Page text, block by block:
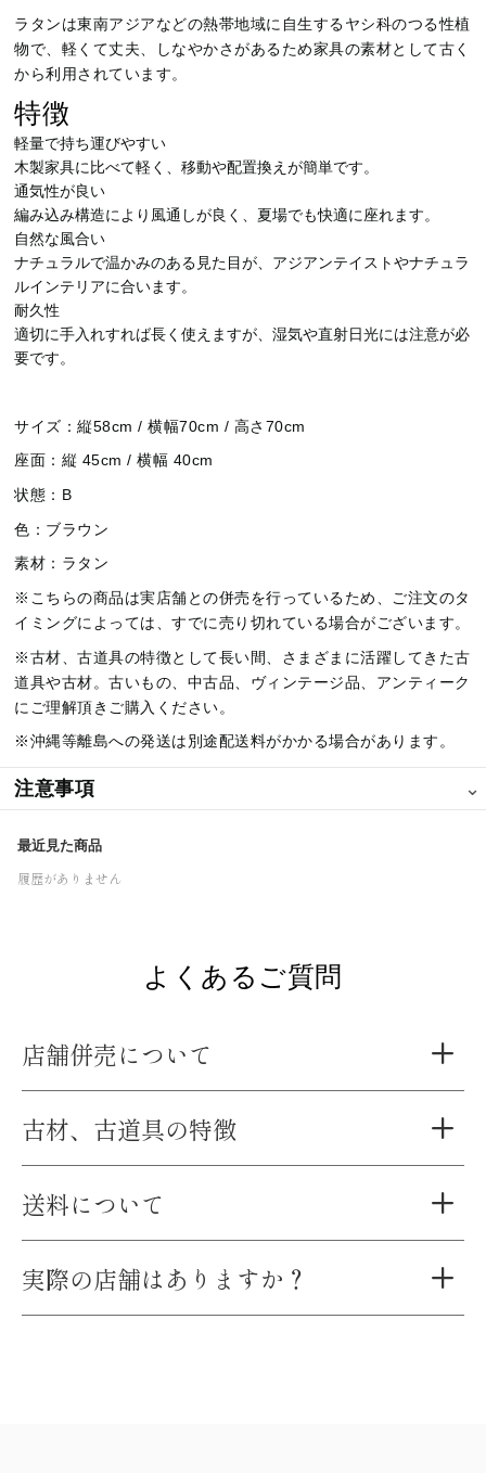
ラタンは東南アジアなどの熱帯地域に自生するヤシ科のつる性植
物で、軽くて丈夫、しなやかさがあるため家具の素材として古く
から利用されています。
特徴
軽量で持ち運びやすい
木製家具に比べて軽く、移動や配置換えが簡単です。
通気性が良い
編み込み構造により風通しが良く、夏場でも快適に座れます。
自然な風合い
ナチュラルで温かみのある見た目が、アジアンテイストやナチュラ
ルインテリアに合います。
耐久性
適切に手入れすれば長く使えますが、湿気や直射日光には注意が必
要です。
サイズ：縦58cm / 横幅70cm / 高さ70cm
座面：縦 45cm / 横幅 40cm
状態：B
色：ブラウン
素材：ラタン
※ こちらの商品は実店舗との併売を行っているため、ご注文のタ
イミングによっては、すでに売り切れている場合がございます。
※古材、古道具の特徴として長い間、さまざまに活躍してきた古
道具や古材。 古いもの、中古品、ヴィンテージ品、アンティーク
にご理解頂きご購入ください。
※沖縄等離島への発送は別途配送料がかかる場合があります。
注意事項 ⌄
ミングによっては、すでに売り切れている場合がございます。
最近見た商品
履歴がありません
よくあるご質問
店舗併売について
古材、古道具の特徴
送料について
実際の店舗はありますか？